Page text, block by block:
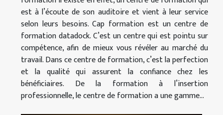
est à l’écoute de son auditoire et vient à leur service
selon leurs besoins. Cap formation est un centre de
formation datadock. C’est un centre qui est pointu sur
compétence, afin de mieux vous révéler au marché du
travail. Dans ce centre de formation, c’est la perfection
et la qualité qui assurent la confiance chez les
bénéficiaires. De la formation à l’insertion
professionnelle, le centre de formation a une gamme...